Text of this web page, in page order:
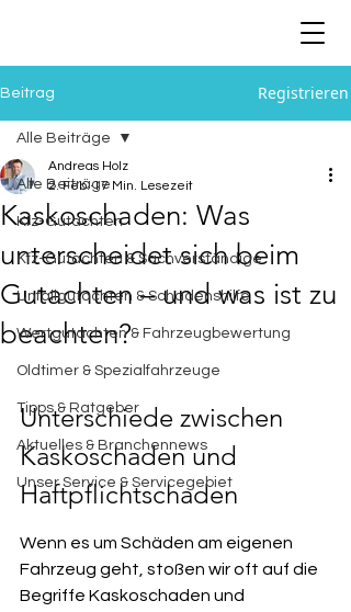
Beitrag Registrieren
Alle Beiträge
Kfz-Gutachten
Kfz-Gutachten & Sachverständige
Unfallgutachten & Schadenshilfe
Wertgutachten & Fahrzeugbewertung
Oldtimer & Spezialfahrzeuge
Tipps & Ratgeber
Aktuelles & Branchennews
Unser Service & Servicegebiet
Alle Beiträge
Kaskoschaden: Was
unterscheidet sich beim
Gutachten – und was ist zu
beachten?
Andreas Holz
2. Feb. 17 Min. Lesezeit
Unterschiede zwischen
Kaskoschaden und
Haftpflichtschaden
Wenn es um Schäden am eigenen
Fahrzeug geht, stoßen wir oft auf die
Begriffe Kaskoschaden und